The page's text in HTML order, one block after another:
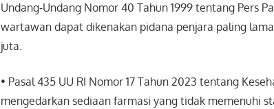
Undang-Undang Nomor 40 Tahun 1999 tentang Pers
wartawan dapat dikenakan pidana penjara paling
juta.
• Pasal 435 UU RI Nomor 17 Tahun 2023 tentang
mengedarkan sediaan farmasi yang tidak memenuhi